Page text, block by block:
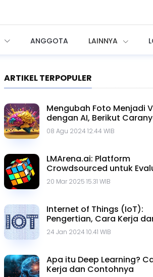
ANGGOTA LAINNYA
ARTIKEL TERPOPULER
Mengubah Foto Menjadi
dengan AI, Berikut
08 Agu 2024 12.44 WIB
LMArena.ai: Platform
Crowdsourced untuk
20 Mar 2025 15.31 WIB
Internet of Things (IoT):
Pengertian, Cara Kerja
Contohnya
24 Jan 2024 10.41 WIB
Apa itu Deep Learning?
Kerja dan Contohnya